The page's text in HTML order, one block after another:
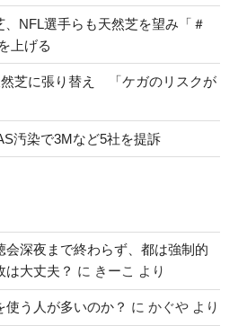
NFL選手らも天然芝を望み「＃
上げる
芝に張り替え 「ケガのリスクが
汚染で3Mなど5社を提訴
会深夜まで終わらず、都は強制的
大丈夫？ に きーこ より
使う人が多いのか？ に かぐや より